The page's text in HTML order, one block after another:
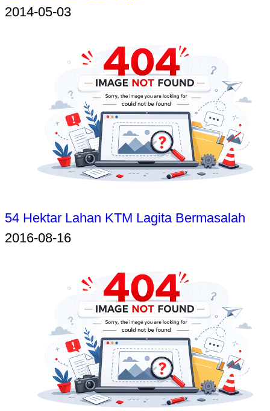
2014-05-03
54 Hektar Lahan KTM Lagita Bermasalah
2016-08-16